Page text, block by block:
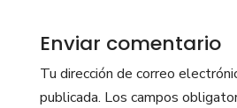
Enviar comentario
Tu dirección de correo
publicada. Los campos